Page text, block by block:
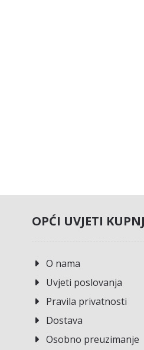
OPĆI UVJETI
O nama
Uvjeti poslovanja
Pravila privatnosti
Dostava
Osobno preuzimanje